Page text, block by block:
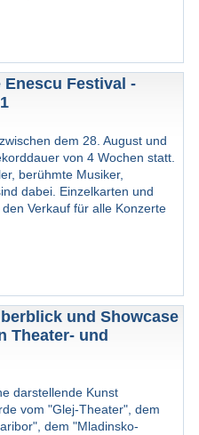
Festival -
dem 28. August und
von 4 Wochen statt.
berühmte Musiker,
dabei. Einzelkarten und
Verkauf für alle Konzerte
und Showcase
Theater- und
darstellende Kunst
vom "Glej-Theater", dem
dem "Mladinsko-